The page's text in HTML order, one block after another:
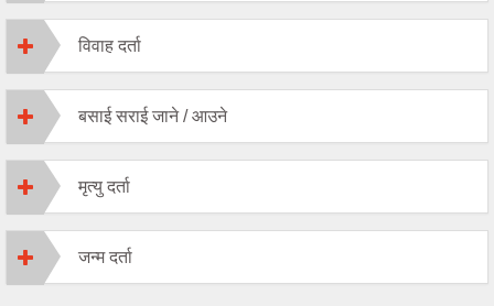
विवाह दर्ता
बसाई सराई जाने / आउने
मृत्यु दर्ता
जन्‍म दर्ता